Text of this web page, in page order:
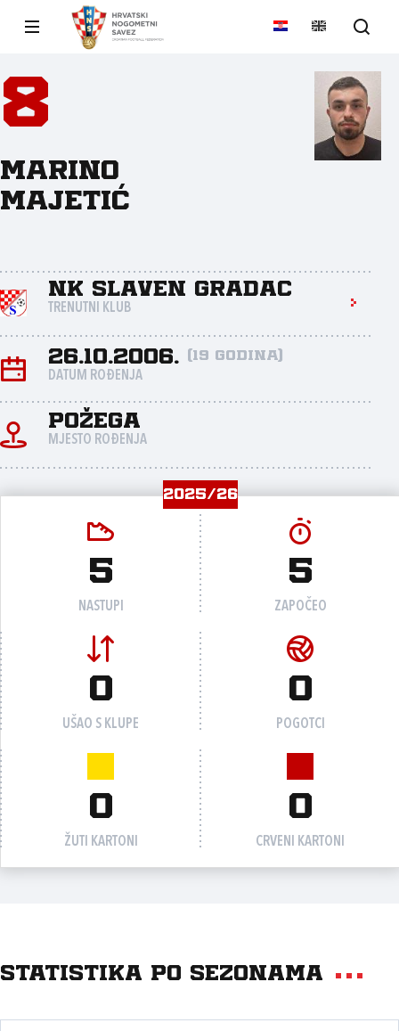
8
Marino
Majetić
NK Slaven Gradac
TRENUTNI KLUB
26.10.2006. (19 godina)
DATUM ROĐENJA
Požega
MJESTO ROĐENJA
2025/26
5
NASTUPI
5
ZAPOČEO
0
UŠAO S KLUPE
0
POGOTCI
0
ŽUTI KARTONI
0
CRVENI KARTONI
Statistika po sezonama